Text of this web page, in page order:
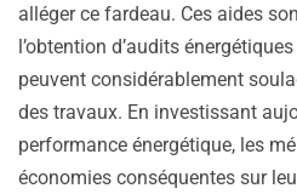
alléger ce fardeau. Ces aides
l’obtention d’audits
peuvent considérablement
des travaux. En investissant
performance énergétique, les
économies conséquentes sur